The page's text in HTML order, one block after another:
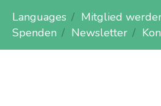
Languages
Mitglied
Spenden
Newsletter